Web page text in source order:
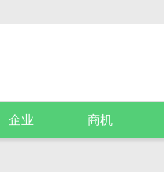
企业 商机